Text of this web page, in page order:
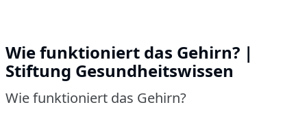
Wie funktioniert das Gehirn? |
Stiftung Gesundheitswissen
Wie funktioniert das Gehirn?